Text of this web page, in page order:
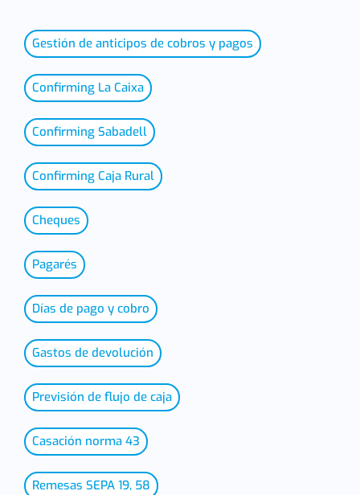
Gestión de anticipos de cobros y pagos
Confirming La Caixa
Confirming Sabadell
Confirming Caja Rural
Cheques
Pagarés
Días de pago y cobro
Gastos de devolución
Previsión de flujo de caja
Casación norma 43
Remesas SEPA 19, 58